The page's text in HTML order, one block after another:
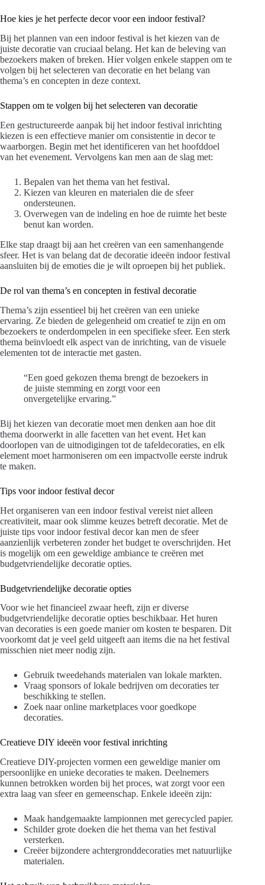
Hoe kies je het perfecte decor voor een indoor festival?
Bij het plannen van een indoor festival is het kiezen van de
juiste decoratie van cruciaal belang. Het kan de beleving van
bezoekers maken of breken. Hier volgen enkele stappen om te
volgen bij het selecteren van decoratie en het belang van
thema’s en concepten in deze context.
Stappen om te volgen bij het selecteren van decoratie
Een gestructureerde aanpak bij het indoor festival inrichting
kiezen is een effectieve manier om consistentie in decor te
waarborgen. Begin met het identificeren van het hoofddoel
van het evenement. Vervolgens kan men aan de slag met:
Bepalen van het thema van het festival.
Kiezen van kleuren en materialen die de sfeer
ondersteunen.
Overwegen van de indeling en hoe de ruimte het beste
benut kan worden.
Elke stap draagt bij aan het creëren van een samenhangende
sfeer. Het is van belang dat de decoratie ideeën indoor festival
aansluiten bij de emoties die je wilt oproepen bij het publiek.
De rol van thema’s en concepten in festival decoratie
Thema’s zijn essentieel bij het creëren van een unieke
ervaring. Ze bieden de gelegenheid om creatief te zijn en om
bezoekers te onderdompelen in een specifieke sfeer. Een sterk
thema beïnvloedt elk aspect van de inrichting, van de visuele
elementen tot de interactie met gasten.
“Een goed gekozen thema brengt de bezoekers in
de juiste stemming en zorgt voor een
onvergetelijke ervaring.”
Bij het kiezen van decoratie moet men denken aan hoe dit
thema doorwerkt in alle facetten van het event. Het kan
doorlopen van de uitnodigingen tot de tafeldecoraties, en elk
element moet harmoniseren om een impactvolle eerste indruk
te maken.
Tips voor indoor festival decor
Het organiseren van een indoor festival vereist niet alleen
creativiteit, maar ook slimme keuzes betreft decoratie. Met de
juiste tips voor indoor festival decor kan men de sfeer
aanzienlijk verbeteren zonder het budget te overschrijden. Het
is mogelijk om een geweldige ambiance te creëren met
budgetvriendelijke decoratie opties.
Budgetvriendelijke decoratie opties
Voor wie het financieel zwaar heeft, zijn er diverse
budgetvriendelijke decoratie opties beschikbaar. Het huren
van decoraties is een goede manier om kosten te besparen. Dit
voorkomt dat je veel geld uitgeeft aan items die na het festival
misschien niet meer nodig zijn.
Gebruik tweedehands materialen van lokale markten.
Vraag sponsors of lokale bedrijven om decoraties ter
beschikking te stellen.
Zoek naar online marketplaces voor goedkope
decoraties.
Creatieve DIY ideeën voor festival inrichting
Creatieve DIY-projecten vormen een geweldige manier om
persoonlijke en unieke decoraties te maken. Deelnemers
kunnen betrokken worden bij het proces, wat zorgt voor een
extra laag van sfeer en gemeenschap. Enkele ideeën zijn:
Maak handgemaakte lampionnen met gerecycled papier.
Schilder grote doeken die het thema van het festival
versterken.
Creëer bijzondere achtergronddecoraties met natuurlijke
materialen.